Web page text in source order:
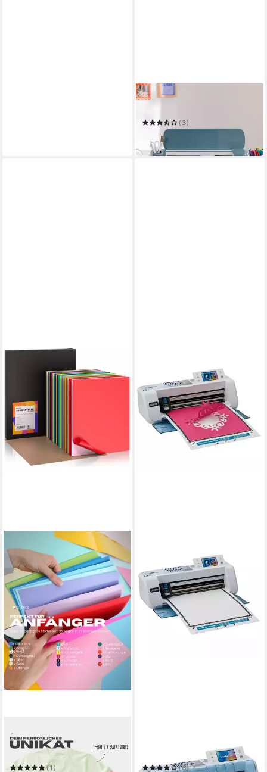
CRICUT
(3)
ab 495,50 €
leider ausverkauft
Dekorationsfolie Textilfolie
zum Aufbügeln Plotterfolie
Flexfolie Bügelfolie
(1)
(6)